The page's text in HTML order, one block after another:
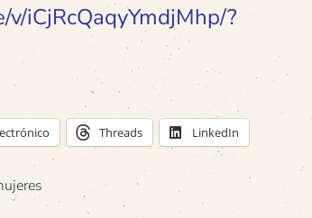
iCjRcQaqyYmdjMhp/?
Threads LinkedIn